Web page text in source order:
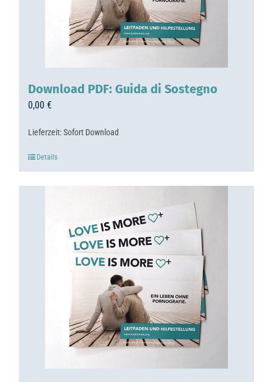
Download PDF: Guida di Sostegno
0,00 €
Lieferzeit:Sofort Download
Details